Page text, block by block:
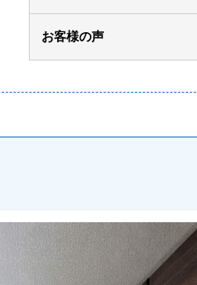
お客様の声